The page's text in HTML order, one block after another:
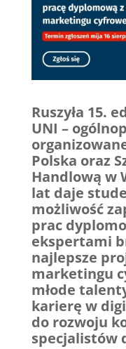
Ruszyła 15.
UNI –
Polska oraz
Handlową w
lat daje
możliwość
prac
ekspertami
najlepsze
marketingu
młode
karierę w
do rozwoju
specjalistów